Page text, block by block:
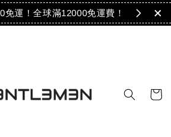
免運！全球滿12000免運費！